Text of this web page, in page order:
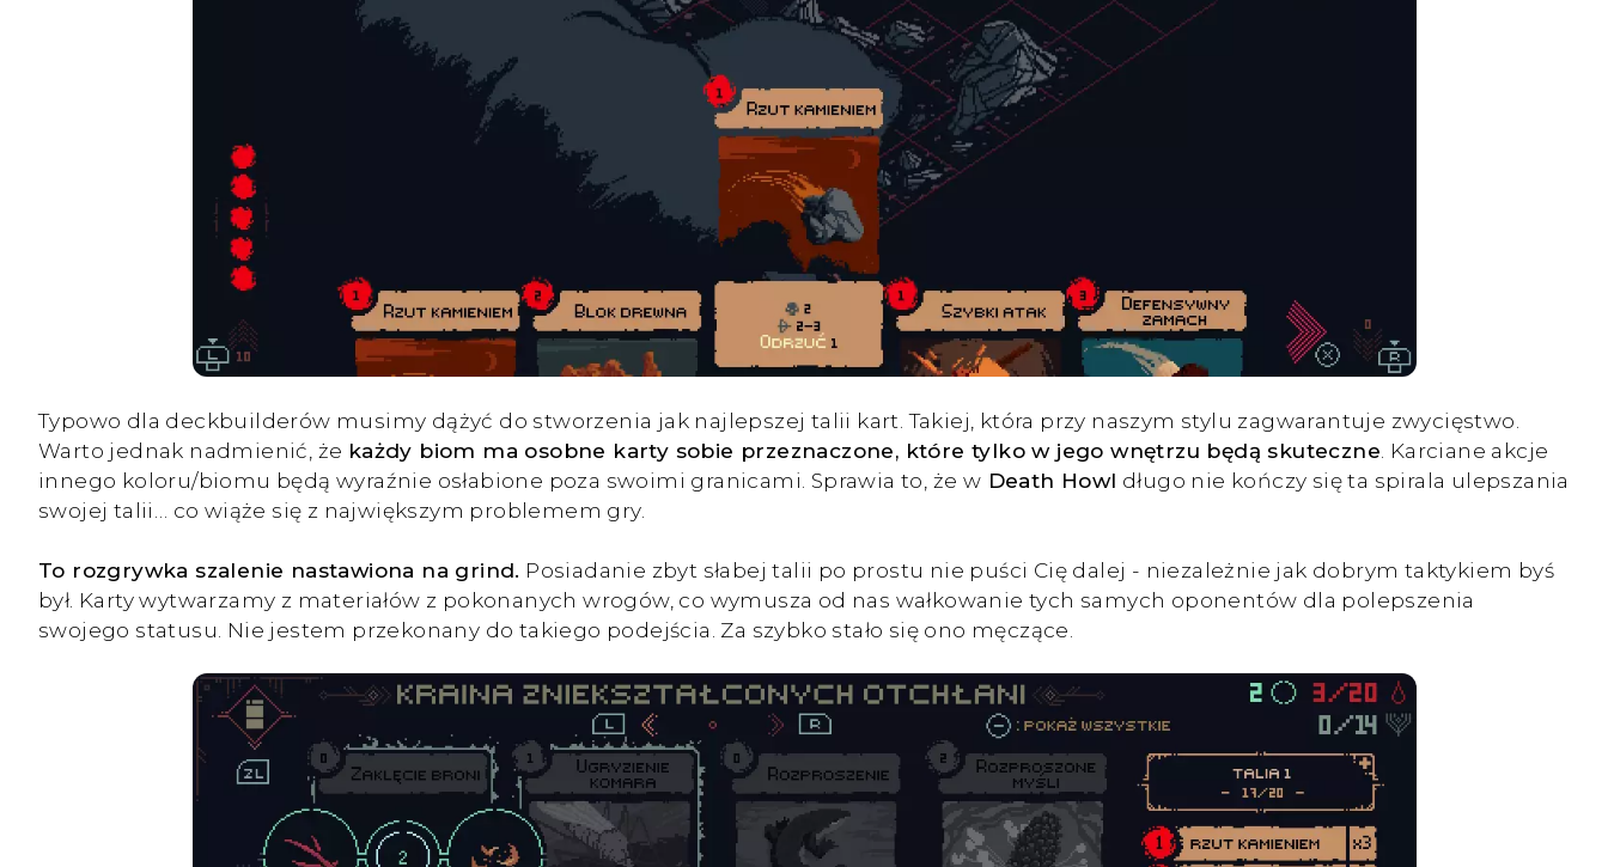
Typowo dla deckbuilderów musimy dążyć do stworzenia jak najlepszej talii kart. Takiej, która przy naszym stylu zagwarantuje zwycięstwo.
Warto jednak nadmienić, że każdy biom ma osobne karty sobie przeznaczone, które tylko w jego wnętrzu będą skuteczne . Karciane akcje
innego koloru/biomu będą wyraźnie osłabione poza swoimi granicami. Sprawia to, że w Death Howl długo nie kończy się ta spirala ulepszania
swojej talii… co wiąże się z największym problemem gry.
To rozgrywka szalenie nastawiona na grind. Posiadanie zbyt słabej talii po prostu nie puści Cię dalej - niezależnie jak dobrym taktykiem byś
był. Karty wytwarzamy z materiałów z pokonanych wrogów, co wymusza od nas wałkowanie tych samych oponentów dla polepszenia
swojego statusu. Nie jestem przekonany do takiego podejścia. Za szybko stało się ono męczące.